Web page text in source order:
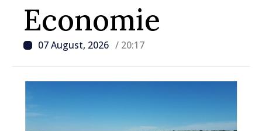
Economie
07 August, 2026 / 20:17